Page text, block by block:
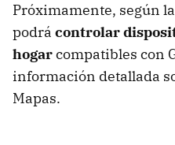
Próximamente, según
podrá controlar
hogarcompatibles con
información detallada
Mapas.